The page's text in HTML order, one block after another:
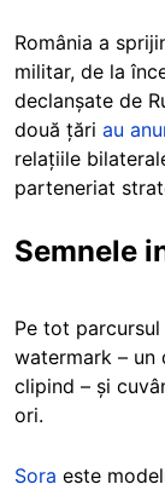
România a
militar, de la
declanșate de
două țări au
relațiile
parteneriat
Semnele
Pe tot
watermark – un
clipind – și
ori.
Sora este